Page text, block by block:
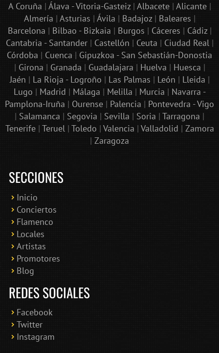
A Coruña | Álava - Vitoria-Gasteiz| Albacete| Alicante|
Almería | Asturias | Ávila | Badajoz| Baleares |
Barcelona | Bilbao - Bizkaia | Burgos | Cáceres | Cádiz|
Cantabria - Santander| Castellón | Ceuta | Ciudad Real|
Córdoba | Cuenca | Gipuzkoa - San Sebastián-Donostia
| Girona | Granada | Guadalajara | Huelva | Huesca |
Jaén | La Rioja - Logroño | Las Palmas | León | Lleida |
Lugo | Madrid | Málaga | Melilla | Murcia | Navarra -
Pamplona-Iruña | Ourense | Palencia | Pontevedra - Vigo
| Salamanca | Segovia | Sevilla | Soria | Tarragona |
Tenerife| Teruel| Toledo | Valencia | Valladolid | Zamora
| Zaragoza
SECCIONES
Inicio
Conciertos
Flamenco
Locales
Artistas
Promotores
Blog
REDES SOCIALES
Facebook
Twitter
Instagram